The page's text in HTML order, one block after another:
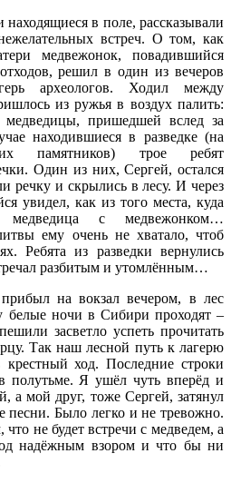
в поле, рассказывали
встреч. О том, как
медвежонок, повадившийся
решил в один из вечеров
археологов. Ходил между
из ружья в воздух палить:
пришедшей вслед за
находившиеся в разведке (на
памятников) трое ребят
Один из них, Сергей, остался
речку и скрылись в лесу. И через
увидел, как из того места, куда
с медвежонком…
ему очень не хватало, чтоб
Ребята из разведки вернулись
разбитым и утомлённым…
на вокзал вечером, в лес
белые ночи в Сибири проходят –
засветло успеть прочитать
Так наш лесной путь к лагерю
крестный ход. Последние строки
полутьме. Я ушёл чуть вперёд и
а мой друг, тоже Сергей, затянул
Было легко и не тревожно.
не будет встречи с медведем, а
надёжным взором и что бы ни